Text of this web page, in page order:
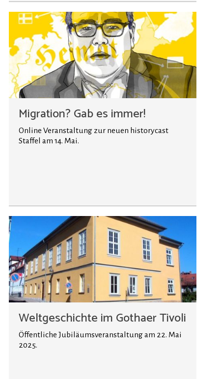
Migration? Gab es immer!
Online Veranstaltung zur neuen historycast
Staffel am 14. Mai.
Weltgeschichte im Gothaer Tivoli
Öffentliche Jubiläumsveranstaltung am 22. Mai
2025.